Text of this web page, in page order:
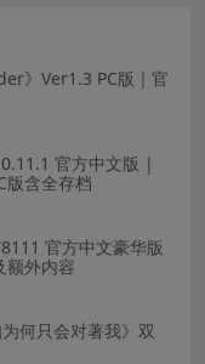
》Ver1.3 PC版｜官
官方中文版 |
版含全存档
官方中文豪华版
额外内容
何只会对著我》双